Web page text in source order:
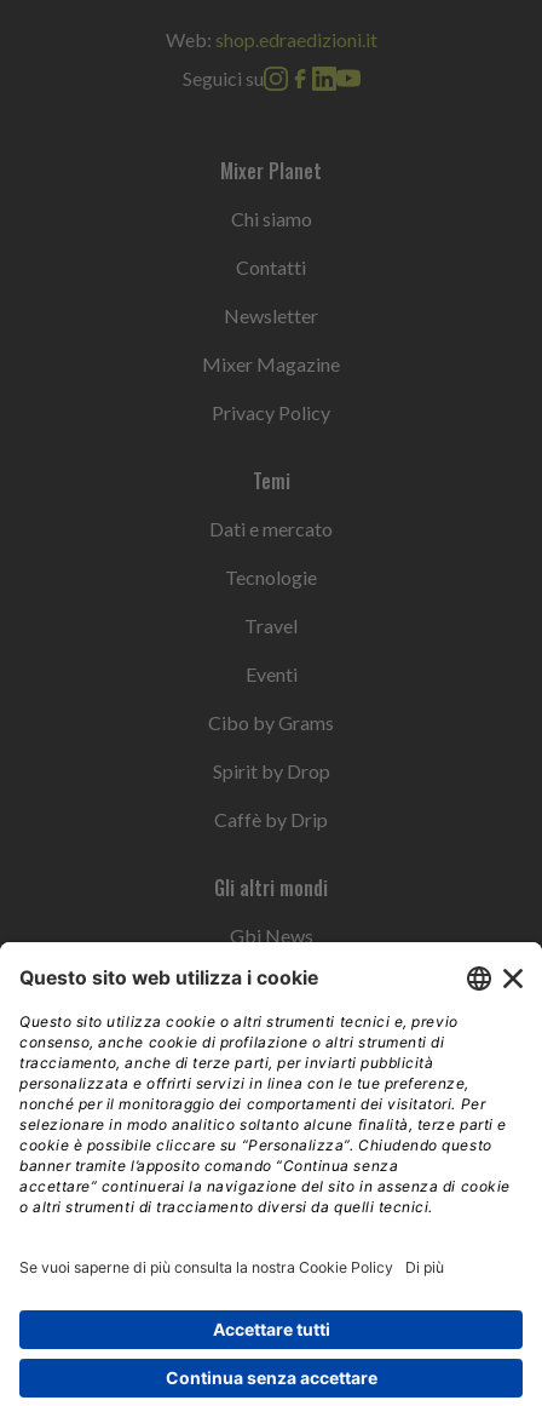
Web: shop.edraedizioni.it
Seguici su
Mixer Planet
Chi siamo
Contatti
Newsletter
Mixer Magazine
Privacy Policy
Temi
Dati e mercato
Tecnologie
Travel
Eventi
Cibo by Grams
Spirit by Drop
Caffè by Drip
Gli altri mondi
Gbi News
Instoremag
Esplora il gruppo
Edra Edizioni
Edizioni LSWR
LSWR Group
Mixer è un prodotto del network Edra Edizioni. Direzione, amministrazione,
redazione, pubblicità | © Copyright 2026 – Tutti i diritti riservati | Partita IVA e C.F.
14392510963